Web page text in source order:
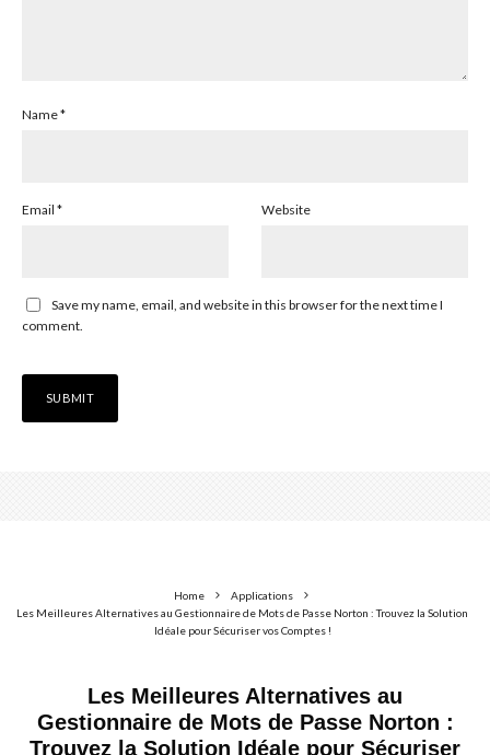
Name*
Email * Website
Save my name, email, and website in this browser for the next time I
comment.
Home
Applications
Les Meilleures Alternatives au Gestionnaire de Mots de Passe Norton : Trouvez la Solution
Idéale pour Sécuriser vos Comptes !
Les Meilleures Alternatives au
Gestionnaire de Mots de Passe Norton :
Trouvez la Solution Idéale pour Sécuriser